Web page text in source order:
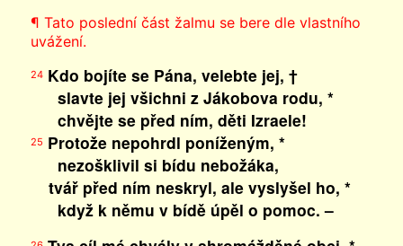
¶ Tato poslední část žalmu se bere dle vlastního
uvážení.
24Kdo bojíte se Pána, velebte jej, †
slavte jej všichni z Jákobova rodu, *
chvějte se před ním, děti Izraele!
25 Protože nepohrdl poníženým, *
nezošklivil si bídu nebožáka,
tvář před ním neskryl, ale vyslyšel ho, *
když k němu v bídě úpěl o pomoc. –